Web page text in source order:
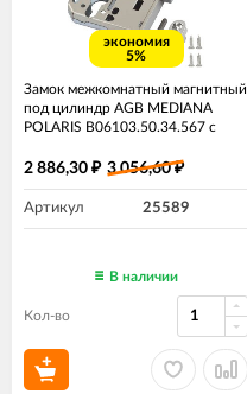
экономия
5%
Замок межкомнатный магнитный
под цилиндр AGB MEDIANA
POLARIS B06103.50.34.567 с
матовый хром
2 886,30 ₽ 3 056,60₽
Артикул 25589
В наличии
Кол-во